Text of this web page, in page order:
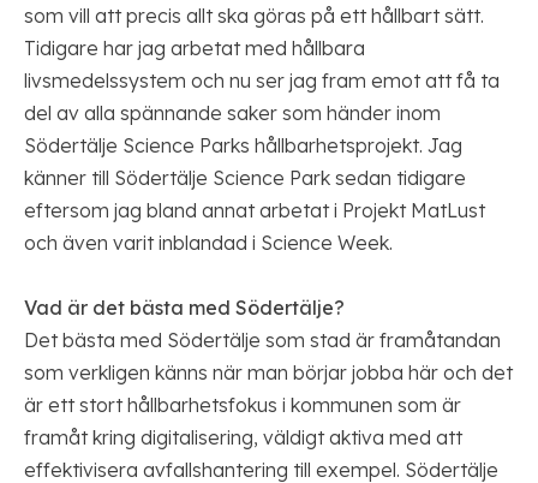
som vill att precis allt ska göras på ett hållbart sätt.
Tidigare har jag arbetat med hållbara
livsmedelssystem och nu ser jag fram emot att få ta
del av alla spännande saker som händer inom
Södertälje Science Parks hållbarhetsprojekt. Jag
känner till Södertälje Science Park sedan tidigare
eftersom jag bland annat arbetat i Projekt MatLust
och även varit inblandad i Science Week.
Vad är det bästa med Södertälje?
Det bästa med Södertälje som stad är framåtandan
som verkligen känns när man börjar jobba här och det
är ett stort hållbarhetsfokus i kommunen som är
framåt kring digitalisering, väldigt aktiva med att
effektivisera avfallshantering till exempel. Södertälje